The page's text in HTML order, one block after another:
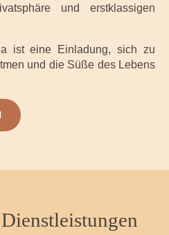
und erstklassigen
ist eine Einladung, sich zu
und die Süße des Lebens